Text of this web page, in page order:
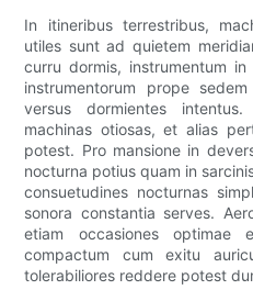
In itineribus terrestribus,
utiles sunt ad quietem
curru dormis, instrumentum
instrumentorum prope
versus dormientes
machinas otiosas, et alias
potest. Pro mansione in
nocturna potius quam in
consuetudines nocturnas
sonora constantia serves.
etiam occasiones optimae
compactum cum exitu
tolerabiliores reddere potest